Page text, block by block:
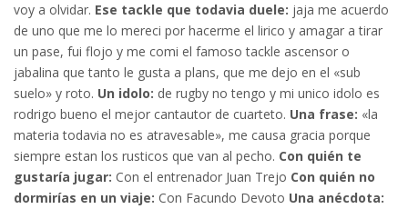
voy a olvidar. Ese tackle que todavia duele: jaja me acuerdo
de uno que me lo mereci por hacerme el lirico y amagar a tirar
un pase, fui flojo y me comi el famoso tackle ascensor o
jabalina que tanto le gusta a plans, que me dejo en el «sub
suelo» y roto. Un idolo: de rugby no tengo y mi unico idolo es
rodrigo bueno el mejor cantautor de cuarteto. Una frase: «la
materia todavia no es atravesable», me causa gracia porque
siempre estan los rusticos que van al pecho. Con quién te
gustaría jugar: Con el entrenador Juan Trejo Con quién no
dormirías en un viaje: Con Facundo Devoto Una anécdota: